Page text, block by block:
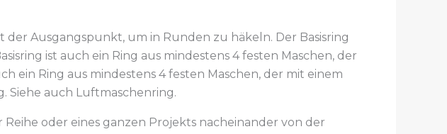
der Ausgangspunkt, um in Runden zu häkeln. Der Basisring
ist auch ein Ring aus mindestens 4 festen Maschen, der
ein Ring aus mindestens 4 festen Maschen, der mit einem
Siehe auch Luftmaschenring.
oder eines ganzen Projekts nacheinander von der